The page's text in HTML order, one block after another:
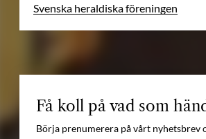
Svenska heraldiska föreningen
Få koll på vad som
Börja prenumerera på vårt nyhetsbrev